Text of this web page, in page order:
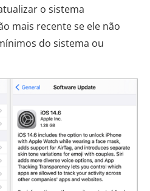
o sistema
mais recente se ele não
do sistema ou